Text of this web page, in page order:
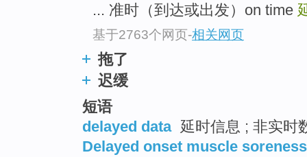
... 准时（到达或出发）on time
基于2763个网页-相关网页
拖了
迟缓
短语
delayed data 延时信息 ; 非实时
Delayed onset muscle soreness